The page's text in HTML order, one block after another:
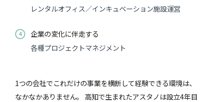
レンタルオフィス／インキュベーション施設運営
4
企業の変化に伴走する
各種プロジェクトマネジメント
1つの会社でこれだけの事業を横断して経験できる環境は、
なかなかありません。 高知で生まれたアスタノは設立4年目